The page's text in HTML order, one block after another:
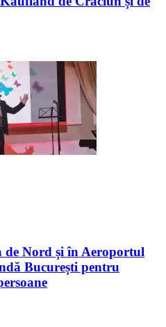
Nord și în Aeroportul
București pentru